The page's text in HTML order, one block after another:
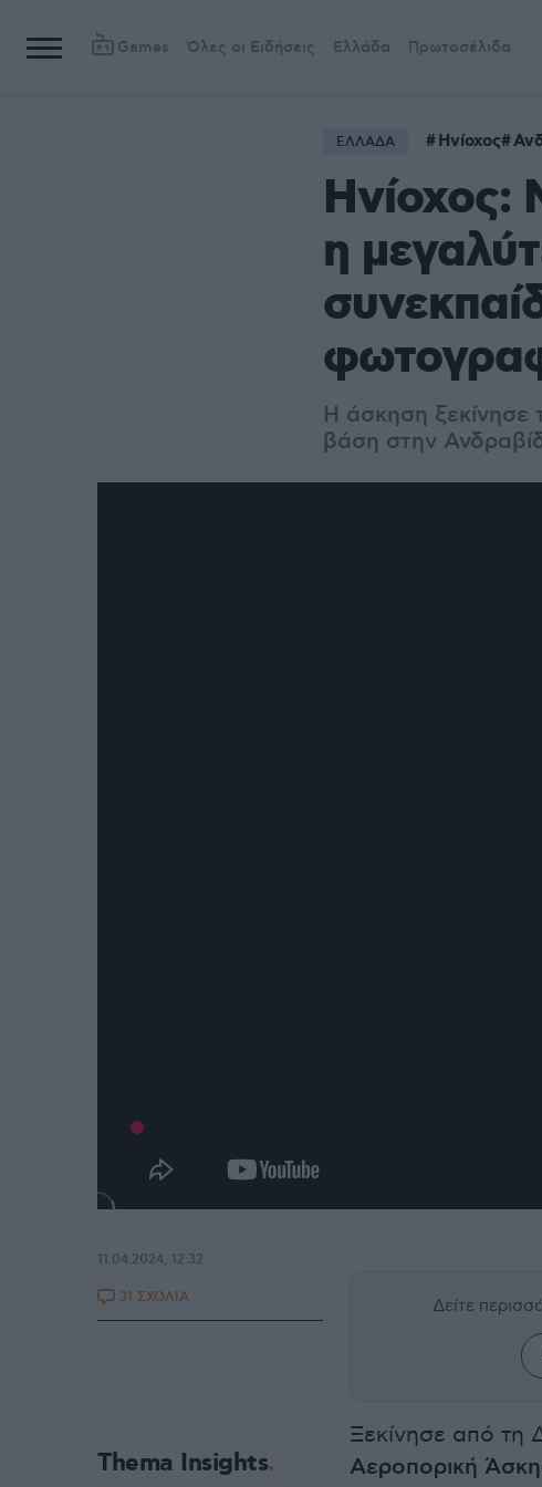
Games Όλες οι Ειδήσεις Ελλάδα Πρωτοσέλιδα
ΕΛΛΑΔΑ Ηνίοχος
η
Η άσκηση ξεκίνησε
βάση στην
Δείτε
Ξεκίνησε από τη
Αεροπορική
11.04.2024, 12:32
31 ΣΧΟΛΙΑ
Thema Insights